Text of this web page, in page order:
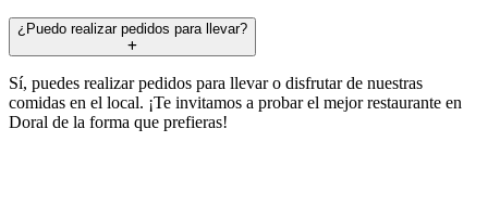
¿Puedo realizar pedidos para llevar?
Sí, puedes realizar pedidos para llevar o disfrutar de nuestras
comidas en el local. ¡Te invitamos a probar el mejor restaurante en
Doral de la forma que prefieras!